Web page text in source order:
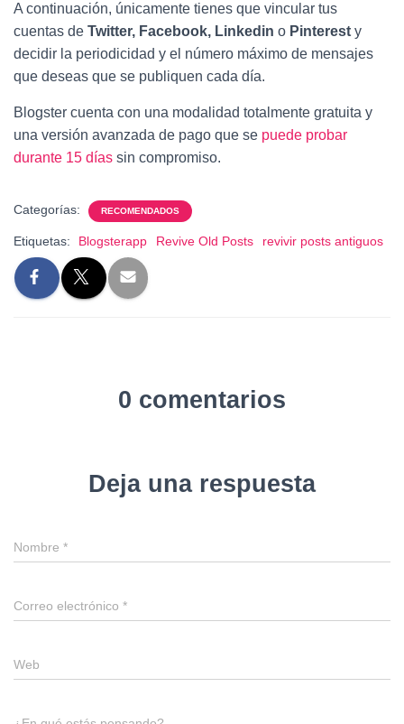
A continuación, únicamente tienes que vincular tus
cuentas de Twitter, Facebook, Linkedin o Pinterest y
decidir la periodicidad y el número máximo de mensajes
que deseas que se publiquen cada día.
Blogster cuenta con una modalidad totalmente gratuita y
una versión avanzada de pago que se puede probar
durante 15 días sin compromiso.
Categorías: RECOMENDADOS
Etiquetas: Blogsterapp Revive Old Posts revivir posts antiguos
0 comentarios
Deja una respuesta
Nombre *
Correo electrónico *
Web